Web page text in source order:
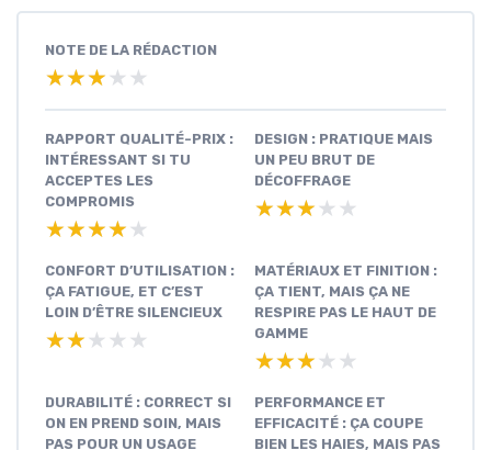
NOTE DE LA RÉDACTION
★★★★★
★★★★★
RAPPORT QUALITÉ-PRIX :
INTÉRESSANT SI TU
ACCEPTES LES
COMPROMIS
★★★★★
★★★★★
DESIGN : PRATIQUE MAIS
UN PEU BRUT DE
DÉCOFFRAGE
★★★★★
★★★★★
CONFORT D’UTILISATION :
ÇA FATIGUE, ET C’EST
LOIN D’ÊTRE SILENCIEUX
★★★★★
★★★★★
MATÉRIAUX ET FINITION :
ÇA TIENT, MAIS ÇA NE
RESPIRE PAS LE HAUT DE
GAMME
★★★★★
★★★★★
DURABILITÉ : CORRECT SI
ON EN PREND SOIN, MAIS
PAS POUR UN USAGE
PERFORMANCE ET
EFFICACITÉ : ÇA COUPE
BIEN LES HAIES, MAIS PAS